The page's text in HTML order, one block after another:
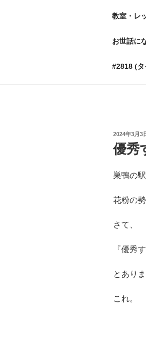
豊
教室・レ
お世話に
#2818 (タ
投
稿
日:
2024年3月3
優秀
巣鴨の
花粉の
さて、
『優秀
とありま
これ。